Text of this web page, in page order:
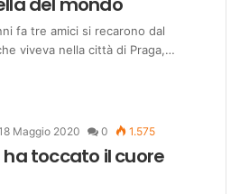
fa tre amici si recarono dal
viveva nella città di Praga,…
Maggio 2020 0 1.575
toccato il cuore